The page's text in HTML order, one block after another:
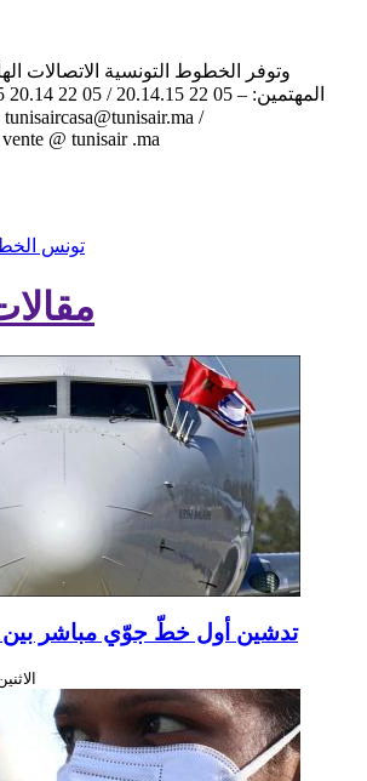
وتوفر الخطوط التونسية الاتصالات
@ tunisair .ma
تونس
تدشين أول خطّ جوّي مباشر بين
الاثنين، 14 مارس،